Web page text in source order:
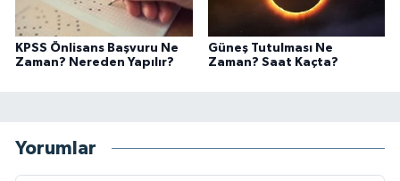
KPSS Önlisans Başvuru Ne
Zaman? Nereden Yapılır?
Güneş Tutulması Ne
Zaman? Saat Kaçta?
Yorumlar